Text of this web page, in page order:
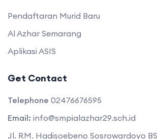
Pendaftaran Murid Baru
Al Azhar Semarang
Aplikasi ASIS
Get Contact
Telephone 02476676595
Email: info@smpialazhar29.sch.id
Jl. RM. Hadisoebeno Sosrowardoyo